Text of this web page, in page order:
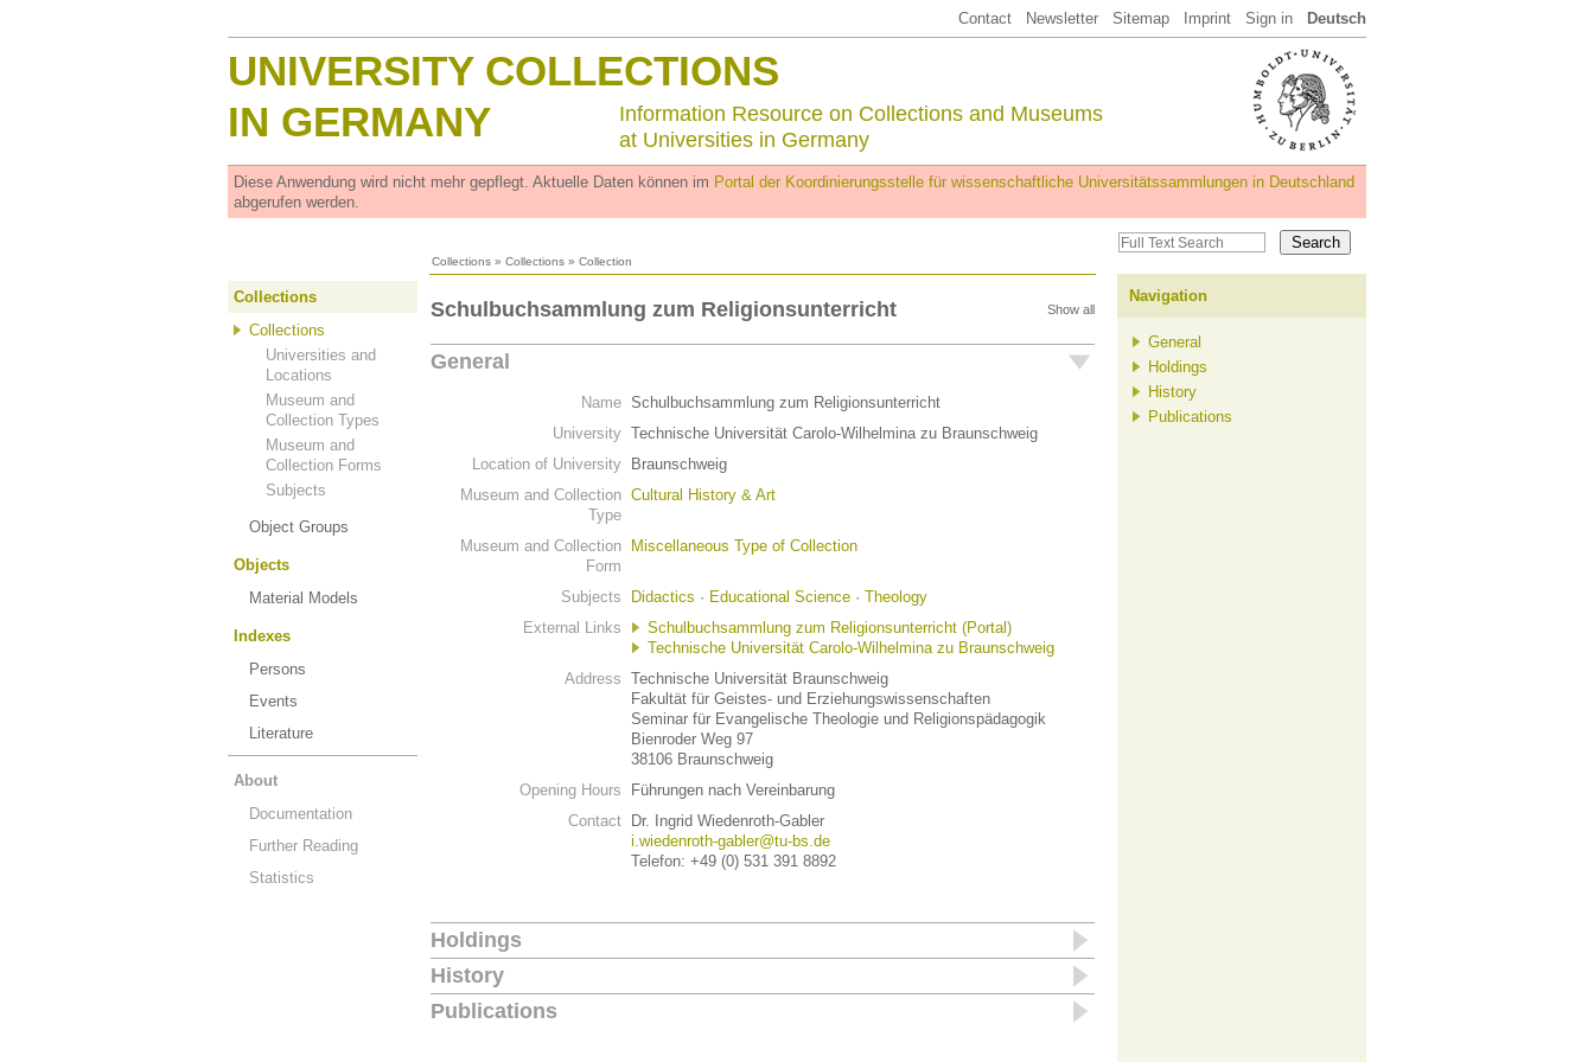
Contact Newsletter Sitemap Imprint Sign in Deutsch
UNIVERSITY COLLECTIONS
IN GERMANY
Information Resource on Collections and Museums
at Universities in Germany
Diese Anwendung wird nicht mehr gepflegt. Aktuelle Daten können im Portal der Koordinierungsstelle für wissenschaftliche Universitätssammlungen in Deutschland
abgerufen werden.
Collections » Collections » Collection
Collections
Collections
Universities and
Locations
Museum and
Collection Types
Museum and
Collection Forms
Subjects
Object Groups
Objects
Material Models
Indexes
Persons
Events
Literature
About
Documentation
Further Reading
Statistics
Show all
Schulbuchsammlung zum Religionsunterricht
General
Name Schulbuchsammlung zum Religionsunterricht
University Technische Universität Carolo-Wilhelmina zu Braunschweig
Location of University
Braunschweig
Museum and Collection
Type
Cultural History & Art
Museum and Collection
Form
Miscellaneous Type of Collection
Subjects Didactics · Educational Science · Theology
External Links
Schulbuchsammlung zum Religionsunterricht (Portal)
Technische Universität Carolo-Wilhelmina zu Braunschweig
Address Technische Universität Braunschweig
Fakultät für Geistes- und Erziehungswissenschaften
Seminar für Evangelische Theologie und Religionspädagogik
Bienroder Weg 97
38106 Braunschweig
Opening Hours
Führungen nach Vereinbarung
Contact
Dr. Ingrid Wiedenroth-Gabler
i.wiedenroth-gabler@tu-bs.de
Telefon: +49 (0) 531 391 8892
Holdings
History
Publications
Navigation
General
Holdings
History
Publications